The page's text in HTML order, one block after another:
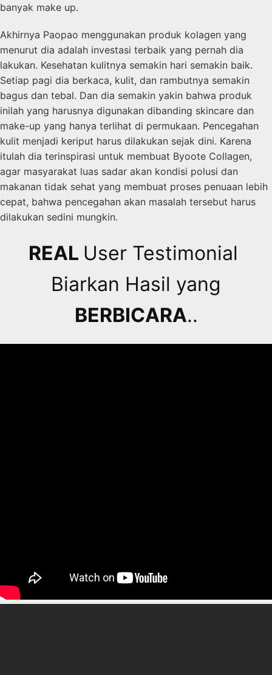
banyak make up.
Akhirnya Paopao menggunakan produk kolagen yang
menurut dia adalah investasi terbaik yang pernah dia
lakukan. Kesehatan kulitnya semakin hari semakin baik.
Setiap pagi dia berkaca, kulit, dan rambutnya semakin
bagus dan tebal. Dan dia semakin yakin bahwa produk
inilah yang harusnya digunakan dibanding skincare dan
make-up yang hanya terlihat di permukaan. Pencegahan
kulit menjadi keriput harus dilakukan sejak dini. Karena
itulah dia terinspirasi untuk membuat Byoote Collagen,
agar masyarakat luas sadar akan kondisi polusi dan
makanan tidak sehat yang membuat proses penuaan lebih
cepat, bahwa pencegahan akan masalah tersebut harus
dilakukan sedini mungkin.
REAL User Testimonial
Biarkan Hasil yang
BERBICARA..